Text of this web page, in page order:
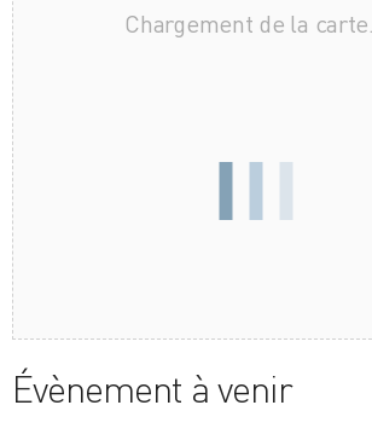
Chargement de la carte…
Évènement à venir